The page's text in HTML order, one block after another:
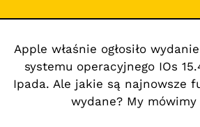
Apple właśnie ogłosiło
systemu operacyjnego IOs
Ipada. Ale jakie są najnowsze
wydane? My